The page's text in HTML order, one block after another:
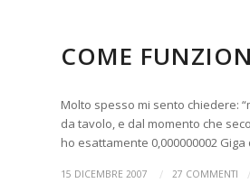
COME
Molto spesso mi sento chiedere:
da tavolo, e dal momento che
ho esattamente 0,000000002
15 DICEMBRE 2007 / 27 COMMENTI /